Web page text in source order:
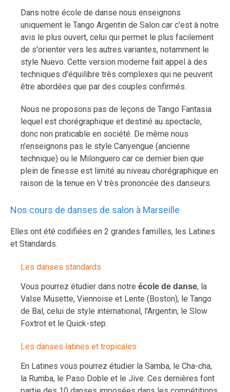
Dans notre école de danse nous enseignons
uniquement le Tango Argentin de Salon car c'est à notre
avis le plus ouvert, celui qui permet le plus facilement
de s'orienter vers les autres variantes, notamment le
style Nuevo. Cette version moderne fait appel à des
techniques d'équilibre très complexes qui ne peuvent
être abordées que par des couples confirmés.
Nous ne proposons pas de leçons de Tango Fantasia
lequel est chorégraphique et destiné au spectacle,
donc non praticable en société. De même nous
n'enseignons pas le style Canyengue (ancienne
technique) ou le Milonguero car ce dernier bien que
plein de finesse est limité au niveau chorégraphique en
raison de la tenue en V très prononcée des danseurs.
Nos cours de danses de salon à Marseille
Elles ont été codifiées en 2 grandes familles, les Latines
et Standards.
Les danses standards
Vous pourrez étudier dans notre école de danse, la
Valse Musette, Viennoise et Lente (Boston), le Tango
de Bal, celui de style international, l'Argentin, le Slow
Foxtrot et le Quick-step.
Les danses latines et tropicales
En Latines vous pourrez étudier la Samba, le Cha-cha,
la Rumba, le Paso Doble et le Jive. Ces dernières font